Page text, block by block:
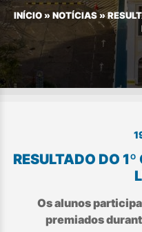
INÍCIO » NOTÍCIAS »
RESULTADO DO
Os alunos
premiados